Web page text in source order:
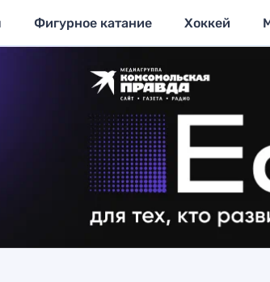
Фигурное катание Хоккей